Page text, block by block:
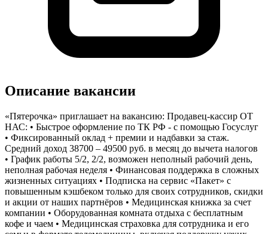
Описание вакансии
«Пятерочка» приглашает на вакансию: Продавец-кассир ОТ
НАС: • Быстрое оформление по ТК РФ - с помощью Госуслуг
• Фиксированный оклад + премии и надбавки за стаж.
Средний доход 38700 – 49500 руб. в месяц до вычета налогов
• График работы 5/2, 2/2, возможен неполный рабочий день,
неполная рабочая неделя • Финансовая поддержка в сложных
жизненных ситуациях • Подписка на сервис «Пакет» с
повышенным кэшбеком только для своих сотрудников, скидки
и акции от наших партнёров • Медицинская книжка за счет
компании • Оборудованная комната отдыха с бесплатным
кофе и чаем • Медицинская страховка для сотрудника и его